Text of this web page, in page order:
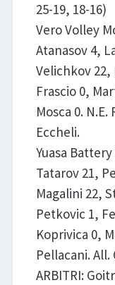
25-19, 18-16)
Vero Volley
Atanasov 4,
Velichkov
Frascio 0,
Mosca 0.
Eccheli.
Yuasa
Tatarov 21,
Magalini 22,
Petkovic 1,
Koprivica 0,
Pellacani.
ARBITRI: